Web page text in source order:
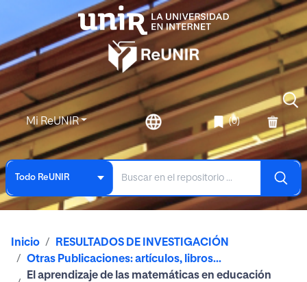
Mi ReUNIR (0)
Todo ReUNIR
Inicio
RESULTADOS DE INVESTIGACIÓN
Otras Publicaciones: artículos, libros...
El aprendizaje de las matemáticas en educación